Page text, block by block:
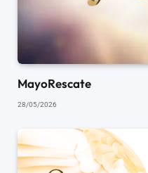
MayoRescate
28/05/2026